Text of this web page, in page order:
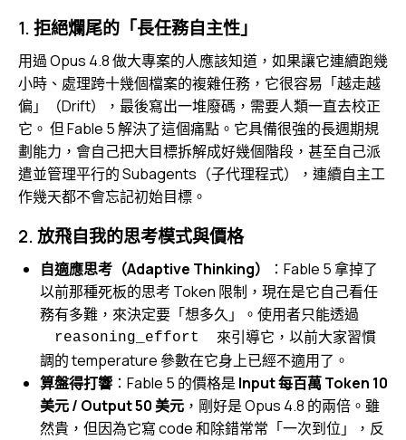
1. 拒絕爛尾的「長任務自主性」
用過 Opus 4.8 做大專案的人應該知道，如果讓它連續跑幾
小時、處理跨十幾個檔案的複雜任務，它很容易「越走越
偏」（Drift），最後寫出一堆廢碼，需要人類一直去校正
它。 但 Fable 5 解決了這個痛點。它具備很強的長週期規
劃能力，會自己把大目標拆解成好幾個階段，甚至自己派
遣並管理平行的 Subagents（子代理程式），連續自主工
作幾天都不會忘記初始目標。
2. 放飛自我的思考模式與價格
自適應思考（Adaptive Thinking）
：Fable 5 拿掉了
以前那種死板的思考 Token 限制，現在是它自己看任
務有多難，來決定要「想多久」。使用者只能透過
reasoning_effort
來引導它，以前大家習慣
調的 temperature 參數在它身上已經不適用了。
算盤得打響 ：Fable 5 的價格是 Input 每百萬 Token 10
美元 / Output 50 美元 ，剛好是 Opus 4.8 的兩倍。雖
然貴，但因為它寫 code 和除錯常常「一次到位」，反